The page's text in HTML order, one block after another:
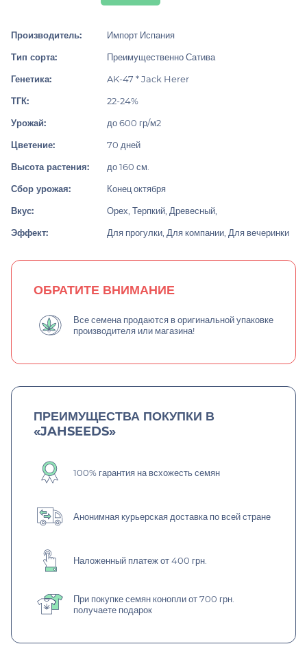
Производитель:
Импорт Испания
Тип сорта:
Преимущественно Сатива
Генетика:
AK-47 * Jack Herer
ТГК:
22-24%
Урожай:
до 600 гр/м2
Цветение:
70 дней
Высота растения:
до 160 см.
Сбор урожая:
Конец октября
Вкус:
Орех, Терпкий, Древесный,
Эффект:
Для прогулки, Для компании, Для вечеринки
ОБРАТИТЕ ВНИМАНИЕ
Все семена продаются в оригинальной упаковке
производителя или магазина!
ПРЕИМУЩЕСТВА ПОКУПКИ В
«JAHSEEDS»
100% гарантия на всхожесть семян
Анонимная курьерская доставка по всей стране
Наложенный платеж от 400 грн.
При покупке семян конопли от 700 грн.
получаете подарок